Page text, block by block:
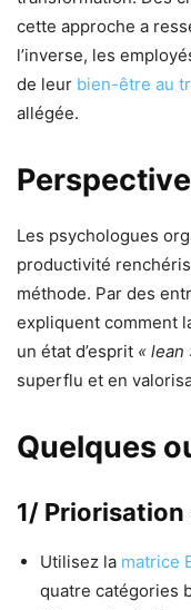
cette approche a
l’inverse, les
de leur bien-être au
allégée.
Les psychologues
productivité
méthode. Par des
expliquent comment
un état d’esprit « lean
superflu et en
Quelques
1/
Utilisez la matrice
quatre catégories